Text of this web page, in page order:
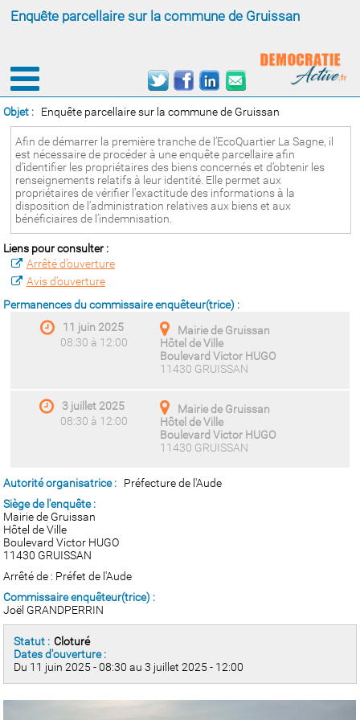
Enquête parcellaire sur la commune de Gruissan
Objet : Enquête parcellaire sur la commune de Gruissan
Afin de démarrer la première tranche de l’EcoQuartier La Sagne, il
est nécessaire de procéder à une enquête parcellaire afin
d’identifier les propriétaires des biens concernés et d’obtenir les
renseignements relatifs à leur identité. Elle permet aux
propriétaires de vérifier l’exactitude des informations à la
disposition de l’administration relatives aux biens et aux
bénéficiaires de l’indemnisation.
Liens pour consulter :
Arrêté d’ouverture
Avis d’ouverture
Permanences du commissaire enquêteur(trice) :
11 juin 2025
08:30 à 12:00
Mairie de Gruissan
Hôtel de Ville
Boulevard Victor HUGO
11430 GRUISSAN
3 juillet 2025
08:30 à 12:00
Mairie de Gruissan
Hôtel de Ville
Boulevard Victor HUGO
11430 GRUISSAN
Autorité organisatrice :
Préfecture de l'Aude
Siège de l'enquête :
Mairie de Gruissan
Hôtel de Ville
Boulevard Victor HUGO
11430 GRUISSAN
Arrêté de : Préfet de l'Aude
Commissaire enquêteur(trice) :
Joël GRANDPERRIN
Statut : Cloturé
Dates d'ouverture :
Du 11 juin 2025 - 08:30 au 3 juillet 2025 - 12:00